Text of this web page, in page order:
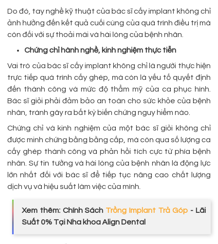
Do đó, tay nghề kỹ thuật của bác sĩ cấy implant không chỉ
ảnh hưởng đến kết quả cuối cùng của quá trình điều trị mà
còn đối với sự thoải mái và hài lòng của bệnh nhân.
Chứng chỉ hành nghề, kinh nghiệm thực tiễn
Vai trò của bác sĩ cấy implant không chỉ là người thực hiện
trực tiếp quá trình cấy ghép, mà còn là yếu tố quyết định
đến thành công và mức độ thẩm mỹ của ca phục hình.
Bác sĩ giỏi phải đảm bảo an toàn cho sức khỏe của bệnh
nhân, tránh gây ra bất kỳ biến chứng nguy hiểm nào.
Chứng chỉ và kinh nghiệm của một bác sĩ giỏi không chỉ
được minh chứng bằng bằng cấp, mà còn qua số lượng ca
cấy ghép thành công và phản hồi tích cực từ phía bệnh
nhân. Sự tin tưởng và hài lòng của bệnh nhân là động lực
lớn nhất đối với bác sĩ để tiếp tục nâng cao chất lượng
dịch vụ và hiệu suất làm việc của mình.
Xem thêm: Chính Sách Trồng Implant Trả Góp - Lãi
Suất 0% Tại Nha khoa Align Dental